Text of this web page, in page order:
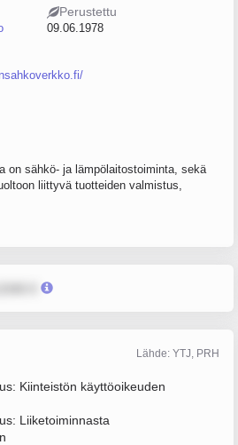
Perustettu
09.06.1978
on sähkö- ja lämpölaitostoiminta, sekä
liittyvä tuotteiden valmistus,
Lähde: YTJ, PRH
Kiinteistön käyttöoikeuden
Liiketoiminnasta